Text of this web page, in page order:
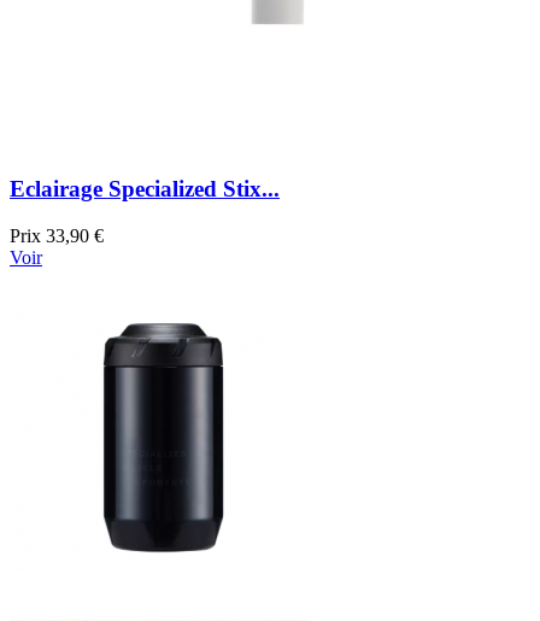
Eclairage Specialized Stix...
Prix 33,90 €
Voir